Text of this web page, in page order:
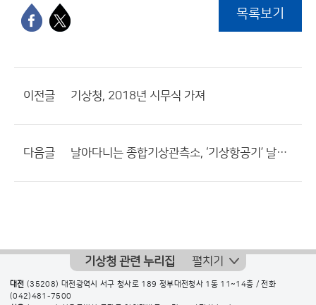
목록보기
이전글 기상청, 2018년 시무식 가져
다음글 날아다니는 종합기상관측소, ‘기상항공기’ 날개를 펴다!
기상청 관련 누리집 펼치기
대전 (35208) 대전광역시 서구 청사로 189 정부대전청사 1동 11~14층 / 전화
(042)481-7500